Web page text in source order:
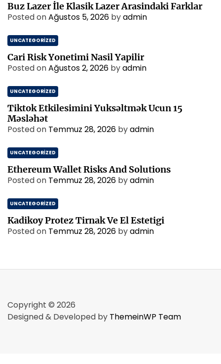
Buz Lazer İle Klasik Lazer Arasindaki Farklar
Posted onAğustos 5, 2026 byadmin
UNCATEGORIZED
Cari Risk Yonetimi Nasil Yapilir
Posted onAğustos 2, 2026 byadmin
UNCATEGORIZED
Tiktok Etkilesimini Yuksəltmək Ucun 15
Məsləhət
Posted on Temmuz 28, 2026 byadmin
UNCATEGORIZED
Ethereum Wallet Risks And Solutions
Posted on Temmuz 28, 2026 byadmin
UNCATEGORIZED
Kadikoy Protez Tirnak Ve El Estetigi
Posted on Temmuz 28, 2026 byadmin
Copyright © 2026
Designed & Developed by ThemeinWP Team